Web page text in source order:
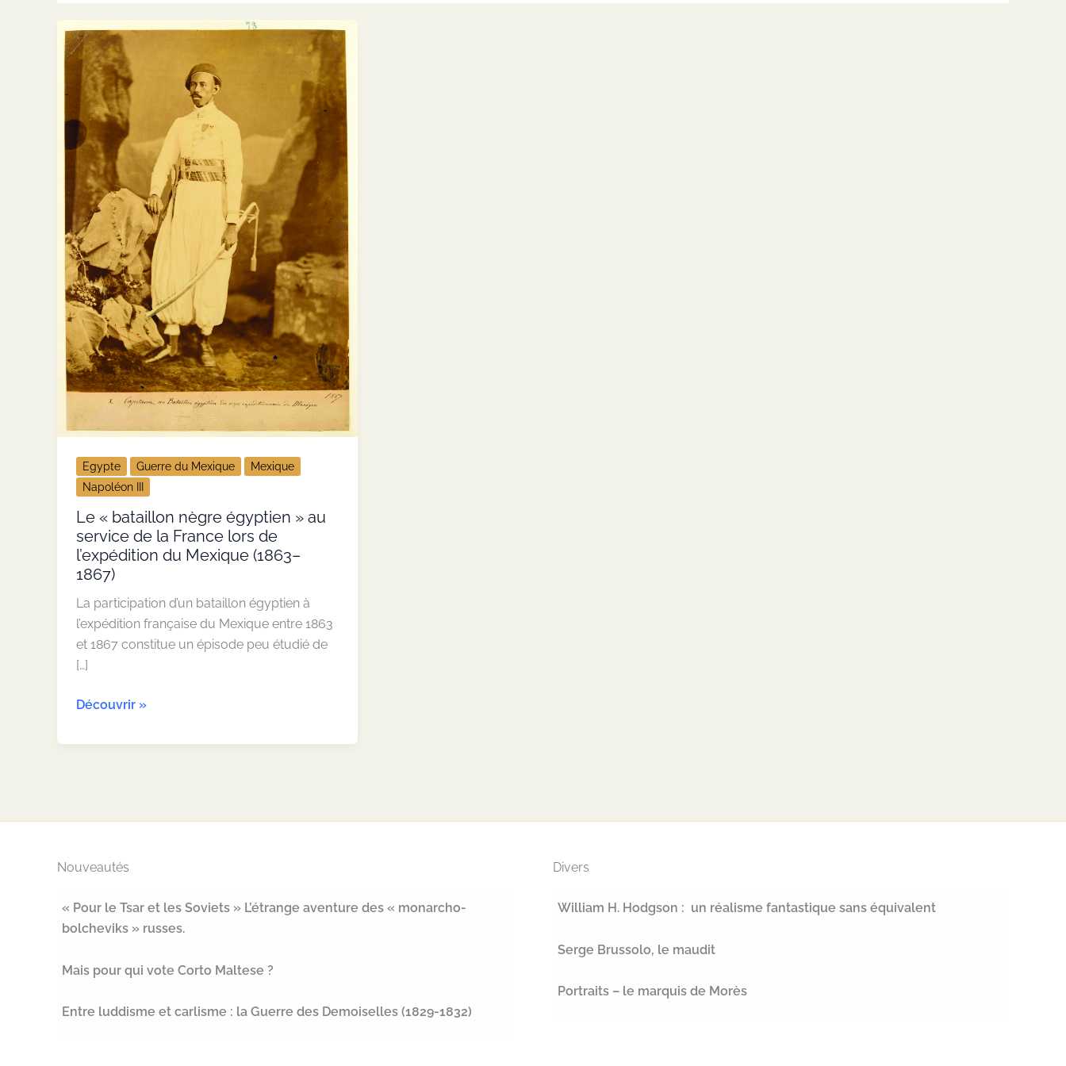
Egypte Guerre du Mexique
Mexique
Napoléon III
Le « bataillon nègre égyptien » au
service de la France lors de
l’expédition du Mexique (1863–
1867)
La participation d’un bataillon égyptien à
l’expédition française du Mexique entre 1863
et 1867 constitue un épisode peu étudié de
[…]
Le
nègre
France
de
l’expédition
Mexique
1867)
Découvrir »
Nouveautés
« Pour le Tsar et les Soviets » L’étrange aventure des « monarcho-
bolcheviks » russes.
Mais pour qui vote Corto Maltese ?
Entre luddisme et carlisme : la Guerre des Demoiselles (1829-1832)
Divers
William H. Hodgson : un réalisme fantastique sans équivalent
Serge Brussolo, le maudit
Portraits – le marquis de Morès